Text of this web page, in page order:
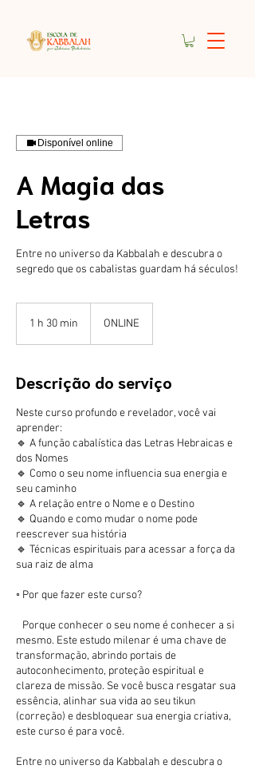
Disponível online
A Magia das
Letras
Entre no universo da Kabbalah e descubra o
segredo que os cabalistas guardam há séculos!
1 h 30 min
i
ONLINE
Descrição do serviço
Neste curso profundo e revelador, você vai
aprender:
🔹 A função cabalística das Letras Hebraicas e
dos Nomes
🔹 Como o seu nome influencia sua energia e
seu caminho
🔹 A relação entre o Nome e o Destino
🔹 Quando e como mudar o nome pode
reescrever sua história
🔹 Técnicas espirituais para acessar a força da
sua raiz de alma
◦ Por que fazer este curso?
Porque conhecer o seu nome é conhecer a si
mesmo. Este estudo milenar é uma chave de
transformação, abrindo portais de
autoconhecimento, proteção espiritual e
clareza de missão. Se você busca resgatar sua
essência, alinhar sua vida ao seu tikun
(correção) e desbloquear sua energia criativa,
este curso é para você.
Entre no universo da Kabbalah e descubra o